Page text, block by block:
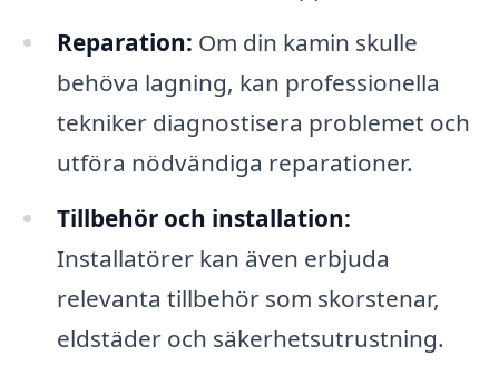
Reparation: Om din kamin skulle
behöva lagning, kan professionella
tekniker diagnostisera problemet och
utföra nödvändiga reparationer.
Tillbehör och installation:
Installatörer kan även erbjuda
relevanta tillbehör som skorstenar,
eldstäder och säkerhetsutrustning.